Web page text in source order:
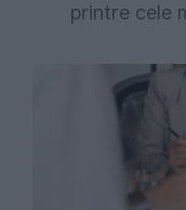
printre cele